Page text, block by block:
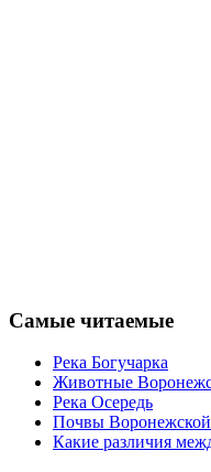
Самые читаемые
Река Богучарка
Животные
Река Осередь
Почвы Воронежской
Какие различия